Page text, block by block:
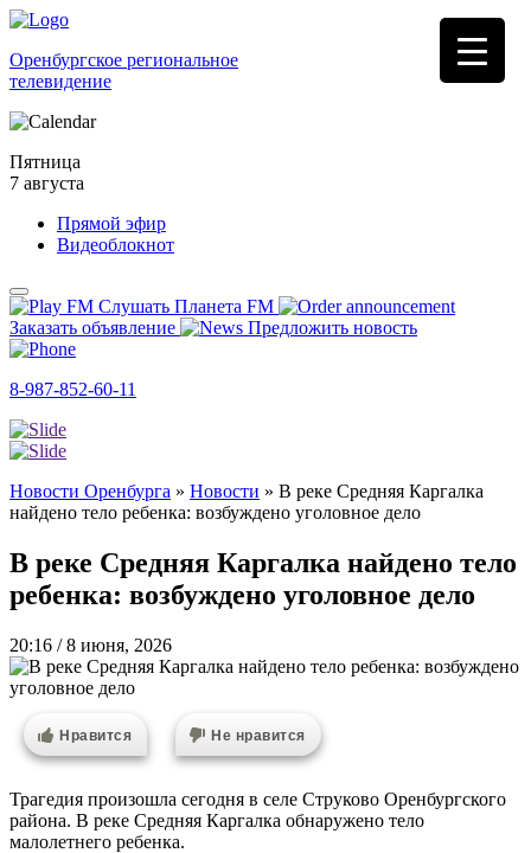
Оренбургское региональное
телевидение
Пятница
7 августа
Прямой эфир
Видеоблокнот
Слушать Планета FM
Заказать объявление
Предложить новость
8-987-852-60-11
Новости Оренбурга » Новости » В реке Средняя Каргалка
найдено тело ребенка: возбуждено уголовное дело
В реке Средняя Каргалка найдено тело
ребенка: возбуждено уголовное дело
20:16 / 8 июня, 2026
Нравится Не нравится
Трагедия произошла сегодня в селе Струково Оренбургского
района. В реке Средняя Каргалка обнаружено тело
малолетнего ребенка.